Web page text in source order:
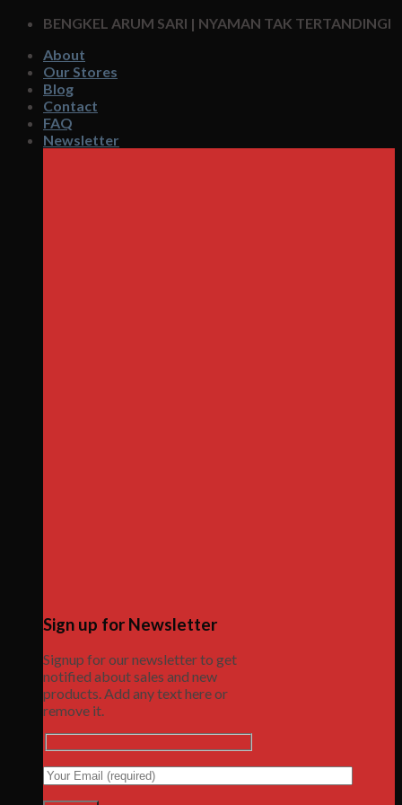
Skip
content
BENGKEL ARUM SARI | NYAMAN TAK TERTANDINGI
About
Our Stores
Blog
Contact
FAQ
Newsletter
Sign up for Newsletter
Signup for our newsletter to get
notified about sales and new
products. Add any text here or
remove it.